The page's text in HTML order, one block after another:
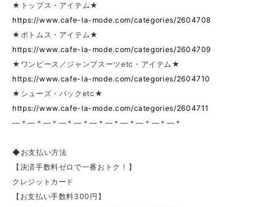
★トップス・アイテム★
https://www.cafe-la-mode.com/categories/2604708
★ボトムス・アイテム★
https://www.cafe-la-mode.com/categories/2604709
★ワンピース／ジャンプスーツetc・アイテム★
https://www.cafe-la-mode.com/categories/2604710
★シューズ・バックetc★
https://www.cafe-la-mode.com/categories/2604711
—＊—＊—＊—＊—＊—＊—＊—＊—＊—＊—＊
◆お支払い方法
【決済手数料ゼロで一番おトク！】
クレジットカード
【お支払い手数料300円】